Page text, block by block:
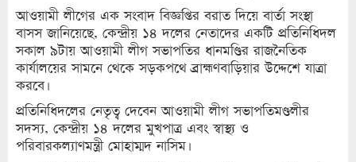
আওয়ামী লীগের এক সংবাদ বিজ্ঞপ্তির বরাত দিয়ে বার্তা সংস্থা
বাসস জানিয়েছে, কেন্দ্রীয় ১৪ দলের নেতাদের একটি প্রতিনিধিদল
সকাল ৯টায় আওয়ামী লীগ সভাপতির ধানমণ্ডির রাজনৈতিক
কার্যালয়ের সামনে থেকে সড়কপথে ব্রাহ্মণবাড়িয়ার উদ্দেশে যাত্রা
করবে।
প্রতিনিধিদলের নেতৃত্ব দেবেন আওয়ামী লীগ সভাপতিমণ্ডলীর
সদস্য, কেন্দ্রীয় ১৪ দলের মুখপাত্র এবং স্বাস্থ্য ও
পরিবারকল্যাণমন্ত্রী মোহাম্মদ নাসিম।